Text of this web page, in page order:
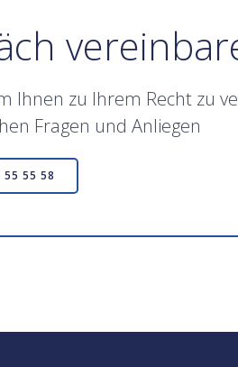
Ihnen zu Ihrem Recht zu
Fragen und Anliegen
55 55 58